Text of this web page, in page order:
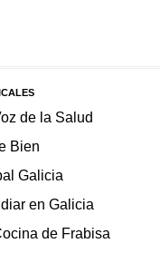
de la Salud
Bien
Galicia
en Galicia
de Frabisa